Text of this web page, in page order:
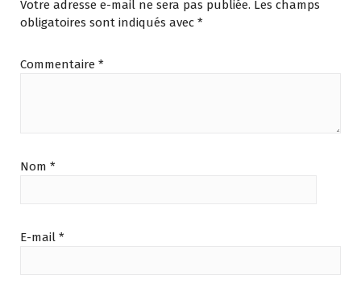
Votre adresse e-mail ne sera pas publiée. Les champs
obligatoires sont indiqués avec *
Commentaire *
Nom *
E-mail *